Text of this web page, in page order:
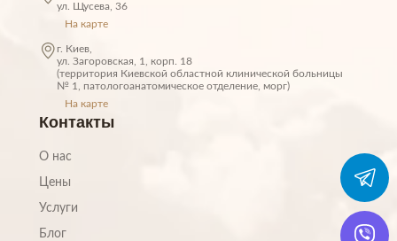
г. Киев,
ул. Загоровская, 1, корп. 18
(территория Киевской областной клинической больницы
№ 1, патологоанатомическое отделение, морг)
На карте
ул. Щусeва, 36
На карте
Контакты
О нас
Цены
Услуги
Блог